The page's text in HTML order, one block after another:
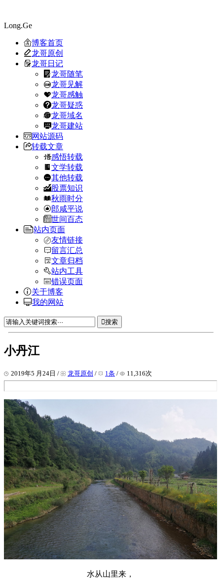
Long.Ge
博客首页
龙哥原创
龙哥日记
龙哥随笔
龙哥见解
龙哥感触
龙哥疑惑
龙哥域名
龙哥建站
网站源码
转载文章
感悟转载
文学转载
其他转载
股票知识
秋雨时分
郎咸平说
世间百态
站内页面
友情链接
留言汇总
文章归档
站内工具
错误页面
关于博客
我的网站
搜索
小丹江
2019年5 月24日 / 龙哥原创 / 1条 / 11,316次
水从山里来，